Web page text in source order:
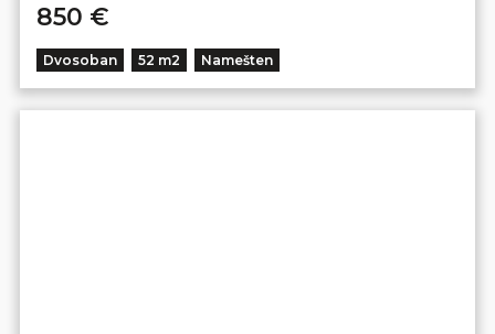
850 €
Dvosoban 52 m2 Namešten